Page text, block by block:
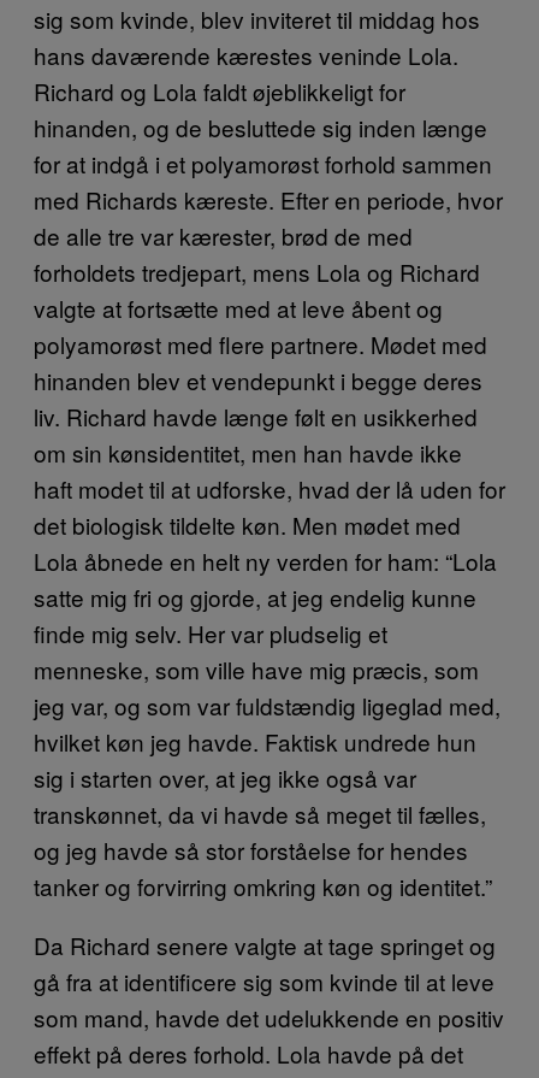
sig som kvinde, blev inviteret til middag hos
hans daværende kærestes veninde Lola.
Richard og Lola faldt øjeblikkeligt for
hinanden, og de besluttede sig inden længe
for at indgå i et polyamorøst forhold sammen
med Richards kæreste. Efter en periode, hvor
de alle tre var kærester, brød de med
forholdets tredjepart, mens Lola og Richard
valgte at fortsætte med at leve åbent og
polyamorøst med flere partnere. Mødet med
hinanden blev et vendepunkt i begge deres
liv. Richard havde længe følt en usikkerhed
om sin kønsidentitet, men han havde ikke
haft modet til at udforske, hvad der lå uden for
det biologisk tildelte køn. Men mødet med
Lola åbnede en helt ny verden for ham: “Lola
satte mig fri og gjorde, at jeg endelig kunne
finde mig selv. Her var pludselig et
menneske, som ville have mig præcis, som
jeg var, og som var fuldstændig ligeglad med,
hvilket køn jeg havde. Faktisk undrede hun
sig i starten over, at jeg ikke også var
transkønnet, da vi havde så meget til fælles,
og jeg havde så stor forståelse for hendes
tanker og forvirring omkring køn og identitet.”
Da Richard senere valgte at tage springet og
gå fra at identificere sig som kvinde til at leve
som mand, havde det udelukkende en positiv
effekt på deres forhold. Lola havde på det